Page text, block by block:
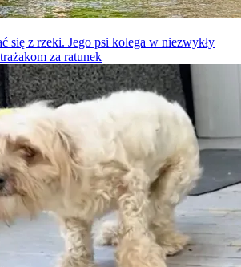
się z rzeki. Jego psi kolega w niezwykły
za ratunek